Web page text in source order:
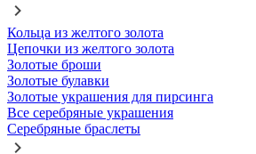
Кольца из желтого золота
Цепочки из желтого золота
Золотые броши
Золотые булавки
Золотые украшения для пирсинга
Все серебряные украшения
Серебряные браслеты